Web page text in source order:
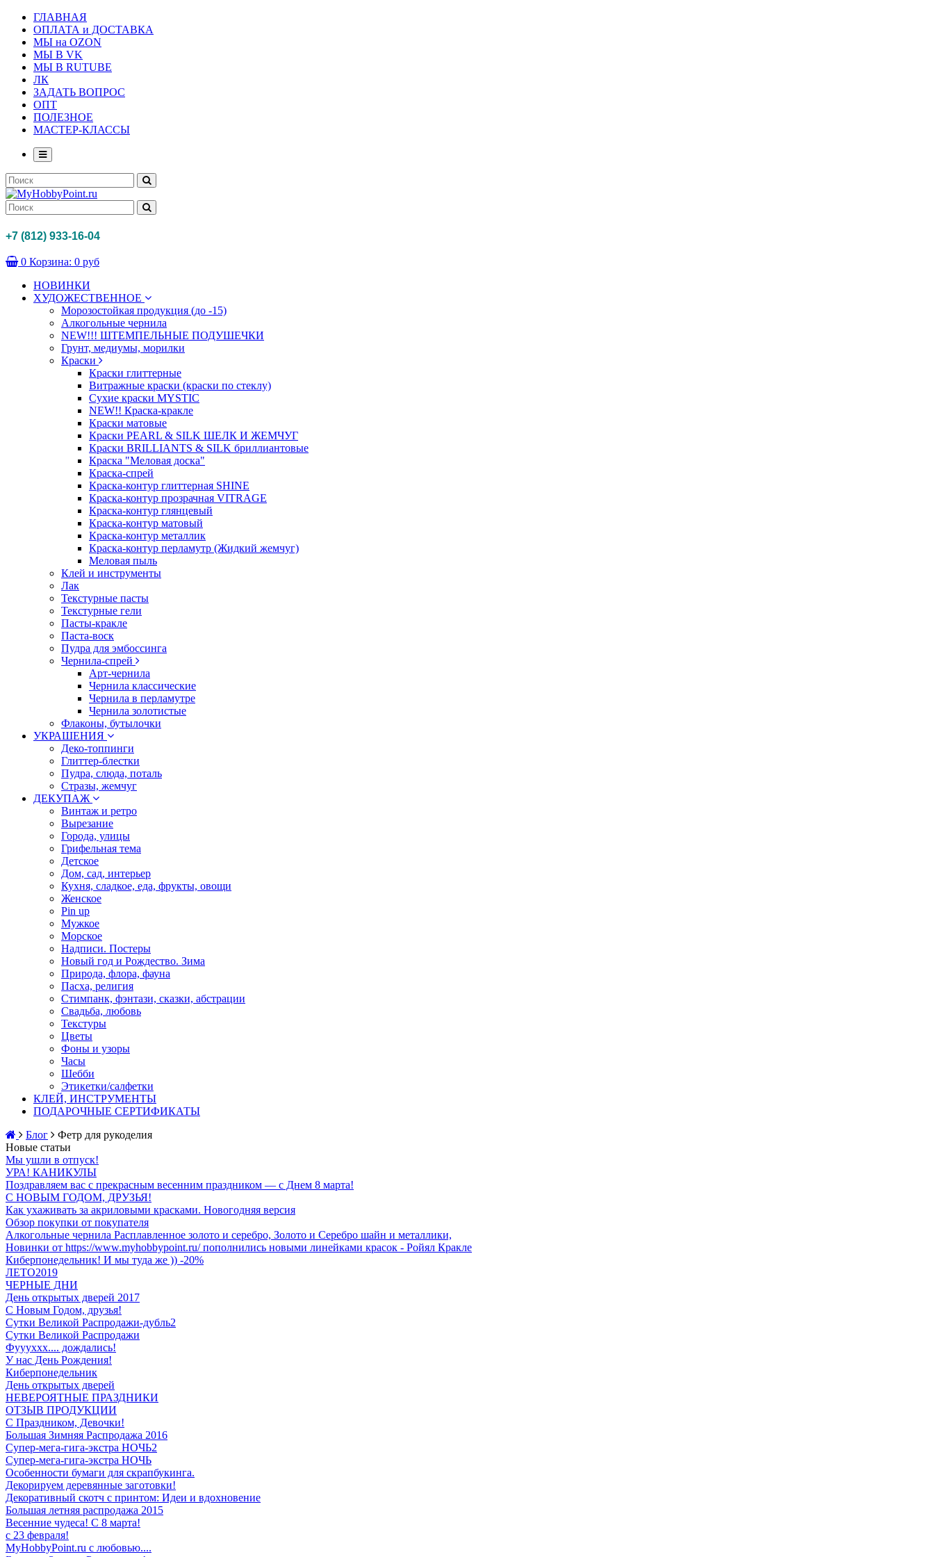
ГЛАВНАЯ
ОПЛАТА и ДОСТАВКА
МЫ на OZON
МЫ В VK
МЫ В RUTUBE
ЛК
ЗАДАТЬ ВОПРОС
ОПТ
ПОЛЕЗНОЕ
МАСТЕР-КЛАССЫ
+7 (812) 933-16-04
0 Корзина: 0 руб
НОВИНКИ
ХУДОЖЕСТВЕННОЕ
Морозостойкая продукция (до -15)
Алкогольные чернила
NEW!!! ШТЕМПЕЛЬНЫЕ ПОДУШЕЧКИ
Грунт, медиумы, морилки
Краски
Краски глиттерные
Витражные краски (краски по стеклу)
Сухие краски MYSTIC
NEW!! Краска-кракле
Краски матовые
Краски PEARL & SILK ШЕЛК И ЖЕМЧУГ
Краски BRILLIANTS & SILK бриллиантовые
Краска "Меловая доска"
Краска-спрей
Краска-контур глиттерная SHINE
Краска-контур прозрачная VITRAGE
Краска-контур глянцевый
Краска-контур матовый
Краска-контур металлик
Краска-контур перламутр (Жидкий жемчуг)
Меловая пыль
Клей и инструменты
Лак
Текстурные пасты
Текстурные гели
Пасты-кракле
Паста-воск
Пудра для эмбоссинга
Чернила-спрей
Арт-чернила
Чернила классические
Чернила в перламутре
Чернила золотистые
Флаконы, бутылочки
УКРАШЕНИЯ
Деко-топпинги
Глиттер-блестки
Пудра, слюда, поталь
Стразы, жемчуг
ДЕКУПАЖ
Винтаж и ретро
Вырезание
Города, улицы
Грифельная тема
Детское
Дом, сад, интерьер
Кухня, сладкое, еда, фрукты, овощи
Женское
Pin up
Мужкое
Морское
Надписи. Постеры
Новый год и Рождество. Зима
Природа, флора, фауна
Пасха, религия
Стимпанк, фэнтази, сказки, абстрации
Свадьба, любовь
Текстуры
Цветы
Фоны и узоры
Часы
Шебби
Этикетки/салфетки
КЛЕЙ, ИНСТРУМЕНТЫ
ПОДАРОЧНЫЕ СЕРТИФИКАТЫ
Блог
Фетр для рукоделия
Новые статьи
Мы ушли в отпуск!
УРА! КАНИКУЛЫ
Поздравляем вас с прекрасным весенним праздником — с Днем 8 марта!
С НОВЫМ ГОДОМ, ДРУЗЬЯ!
Как ухаживать за акриловыми красками. Новогодняя версия
Обзор покупки от покупателя
Алкогольные чернила Расплавленное золото и серебро, Золото и Серебро шайн и металлики,
Новинки от https://www.myhobbypoint.ru/ пополнились новыми линейками красок - Ройял Кракле
Киберпонедельник! И мы туда же )) -20%
ЛЕТО2019
ЧЕРНЫЕ ДНИ
День открытых дверей 2017
С Новым Годом, друзья!
Сутки Великой Распродажи-дубль2
Сутки Великой Распродажи
Фуууххх.... дождались!
У нас День Рождения!
Киберпонедельник
День открытых дверей
НЕВЕРОЯТНЫЕ ПРАЗДНИКИ
ОТЗЫВ ПРОДУКЦИИ
C Праздником, Девочки!
Большая Зимняя Распродажа 2016
Супер-мега-гига-экстра НОЧЬ2
Супер-мега-гига-экстра НОЧЬ
Особенности бумаги для скрапбукинга.
Декорируем деревянные заготовки!
Декоративный скотч с принтом: Идеи и вдохновение
Большая летняя распродажа 2015
Весенние чудеса! С 8 марта!
с 23 февраля!
MyHobbyPoint.ru с любовью....